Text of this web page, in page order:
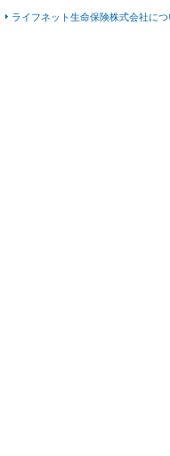
ライフネット生命保険株式会社に